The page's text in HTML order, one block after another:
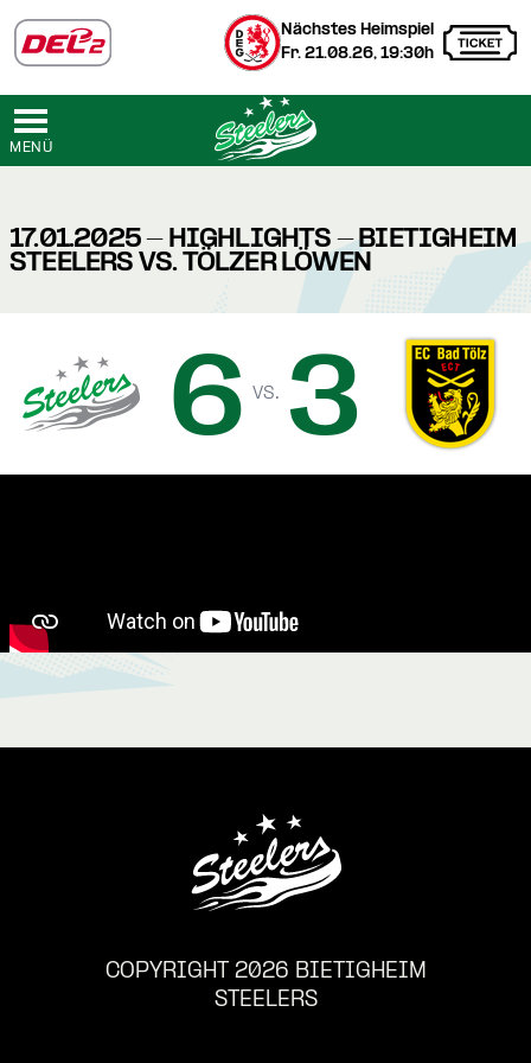
Nächstes Heimspiel
Fr. 21.08.26, 19:30h
MENÜ
17.01.2025 - HIGHLIGHTS - BIETIGHEIM
STEELERS VS. TÖLZER LÖWEN
6 vs. 3
COPYRIGHT 2026 BIETIGHEIM
STEELERS